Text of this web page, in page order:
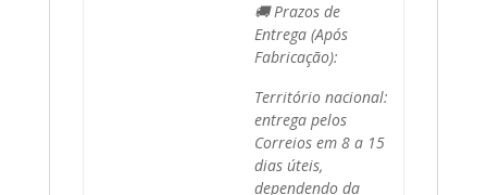
🚚 Prazos de
Entrega (Após
Fabricação):
Território nacional:
entrega pelos
Correios em 8 a 15
dias úteis,
dependendo da